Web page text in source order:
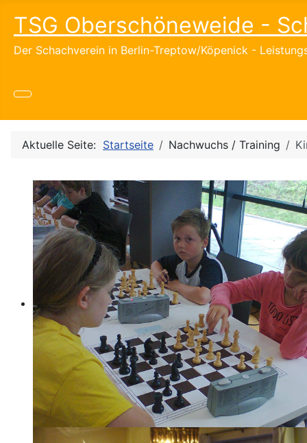
TSG Oberschöneweide -
Der Schachverein in Berlin-Treptow/Köpenick -
Aktuelle Seite: Startseite Nachwuchs / Training